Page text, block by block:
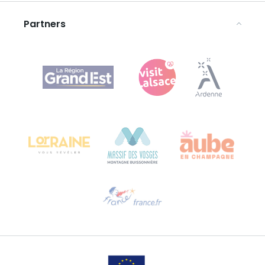
Agence Régionale du Tourisme Grand Est
Bureau de Colmar (hoofdkantoor)
Stuur ons een e-mail
Partners